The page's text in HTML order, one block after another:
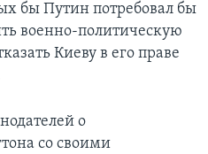
бы Путин потребовал бы
военно-политическую
Киеву в его праве
о
со своими